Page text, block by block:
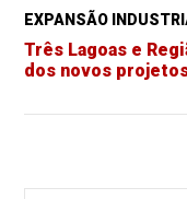
EXPANSÃO
Três Lagoas e
dos novos